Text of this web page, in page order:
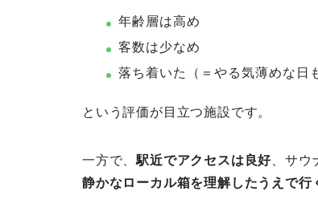
年齢層は高め
客数は少なめ
落ち着いた（＝やる気薄めな日
という評価が目立つ施設です。
一方で、駅近でアクセスは良好 、サ
静かなローカル箱を理解したうえで行